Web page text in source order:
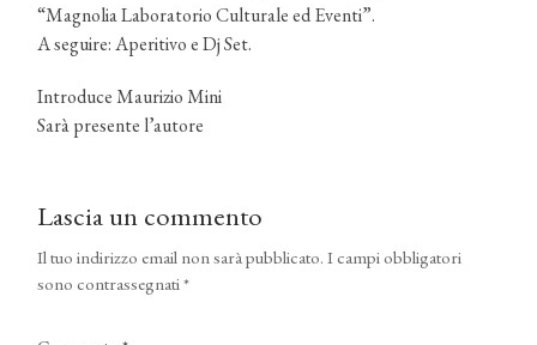
“Magnolia Laboratorio Culturale ed Eventi”.
A seguire: Aperitivo e Dj Set.
Introduce Maurizio Mini
Sarà presente l’autore
Lascia un commento
Il tuo indirizzo email non sarà pubblicato. I campi obbligatori
sono contrassegnati*